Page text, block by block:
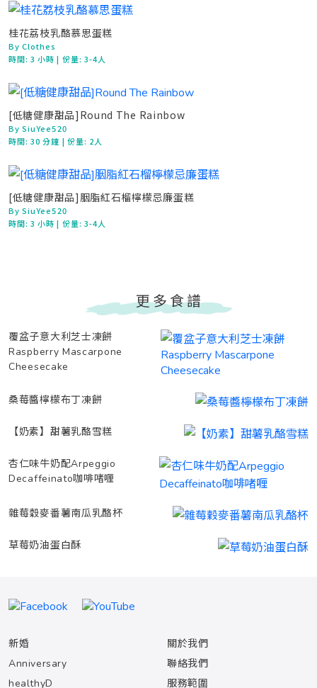
桂花荔枝乳酪慕思蛋糕
By Clothes
時間:3 小時| 份量: 3-4人
[低糖健康甜品]Round The Rainbow
By SiuYee520
時間:30 分鐘 | 份量: 2人
[低糖健康甜品]胭脂紅石榴檸檬忌廉蛋糕
By SiuYee520
時間:3 小時| 份量: 3-4人
更多食譜
覆盆子意大利芝士凍餅
Raspberry Mascarpone
Cheesecake
桑莓醬檸檬布丁凍餅
【奶素】甜薯乳酪雪糕
杏仁味牛奶配Arpeggio
Decaffeinato咖啡啫喱
雜莓穀麥番薯南瓜乳酪杯
草莓奶油蛋白酥
新婚
Anniversary
healthyD
關於我們
聯絡我們
服務範圍